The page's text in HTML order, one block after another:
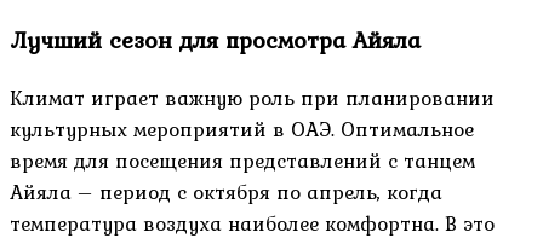
Лучший сезон для просмотра Айяла
Климат играет важную роль при планировании
культурных мероприятий в ОАЭ. Оптимальное
время для посещения представлений с танцем
Айяла – период с октября по апрель, когда
температура воздуха наиболее комфортна. В это